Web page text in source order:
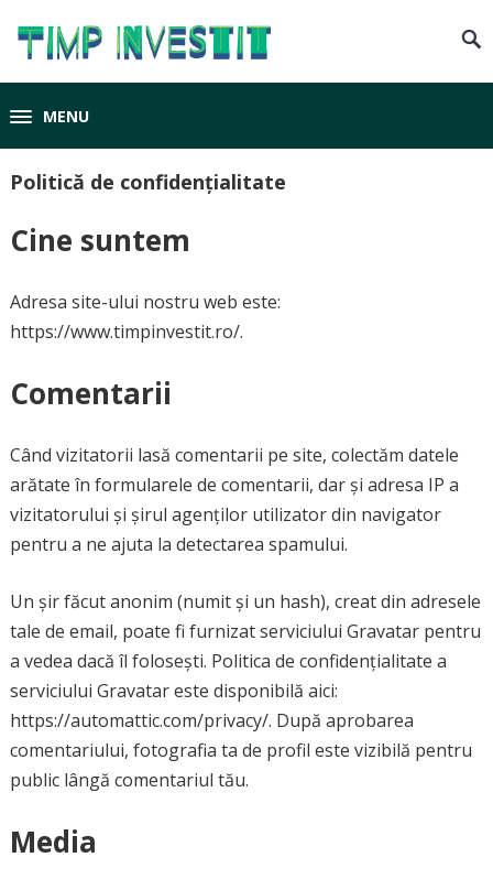
MENU
Politică de confidențialitate
Cine suntem
Adresa site-ului nostru web este:
https://www.timpinvestit.ro/.
Comentarii
Când vizitatorii lasă comentarii pe site, colectăm datele
arătate în formularele de comentarii, dar și adresa IP a
vizitatorului și șirul agenților utilizator din navigator
pentru a ne ajuta la detectarea spamului.
Un șir făcut anonim (numit și un hash), creat din adresele
tale de email, poate fi furnizat serviciului Gravatar pentru
a vedea dacă îl folosești. Politica de confidențialitate a
serviciului Gravatar este disponibilă aici:
https://automattic.com/privacy/. După aprobarea
comentariului, fotografia ta de profil este vizibilă pentru
public lângă comentariul tău.
Media